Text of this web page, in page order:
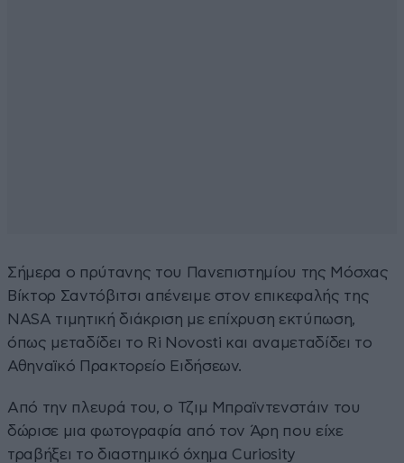
Σήμερα ο πρύτανης του Πανεπιστημίου της Μόσχας
Βίκτορ Σαντόβιτσι απένειμε στον επικεφαλής της
NASA τιμητική διάκριση με επίχρυση εκτύπωση,
όπως μεταδίδει το Ri Novosti και αναμεταδίδει το
Αθηναϊκό Πρακτορείο Ειδήσεων.
Από την πλευρά του, ο Τζιμ Μπραϊντενστάιν του
δώρισε μια φωτογραφία από τον Άρη που είχε
τραβήξει το διαστημικό όχημα Curiosity